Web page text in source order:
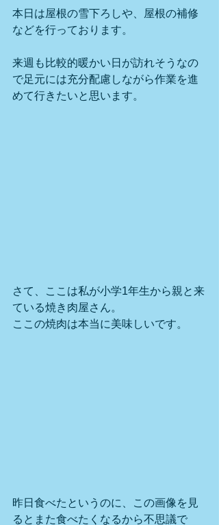
本日は屋根の雪下ろしや、屋根の補修
などを行っております。
来週も比較的暖かい日が訪れそうなの
で足元には充分配慮しながら作業を進
めて行きたいと思います。
さて、ここは私が小学1年生から親と来
ている焼き肉屋さん。
ここの焼肉は本当に美味しいです。
昨日食べたというのに、この画像を見
るとまた食べたくなるから不思議で